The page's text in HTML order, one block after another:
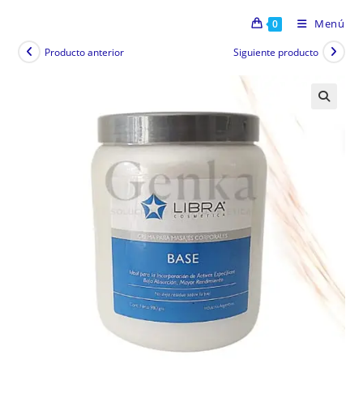
0 Menú
Producto anterior Siguiente producto